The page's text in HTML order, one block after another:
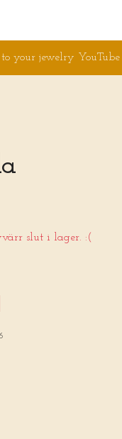
to your jewelry YouTube
slut i lager. :(